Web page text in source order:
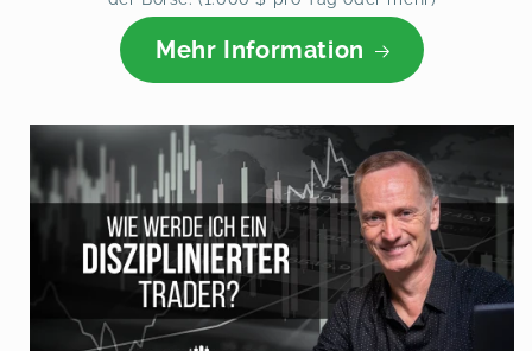
Mehr Information